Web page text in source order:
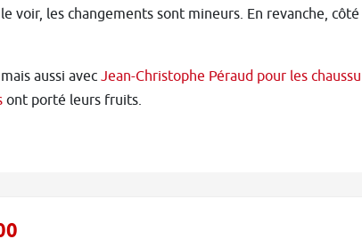
voir, les changements sont mineurs. En revanche,
aussi avec Jean-Christophe Péraud pour les
ont porté leurs fruits.